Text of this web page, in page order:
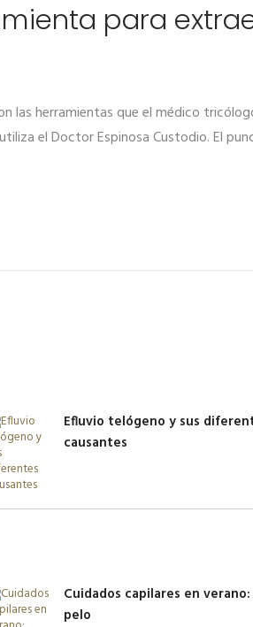
para
las herramientas que el médico
el Doctor Espinosa Custodio. El
Efluvio telógeno y sus
causantes
Cuidados capilares en
pelo